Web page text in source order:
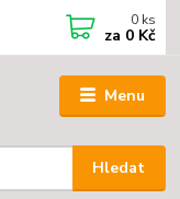
Menu
Hledat
0 ks
za 0 Kč